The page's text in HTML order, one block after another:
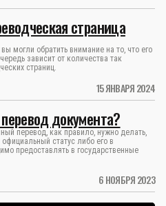
15 ЯНВАРЯ 2024
страница
могли обратить внимание на то, что его
зависит от количества так
страниц.
6 НОЯБРЯ 2023
документа?
перевод, как правило, нужно делать,
статус либо его в
предоставлять в государственные